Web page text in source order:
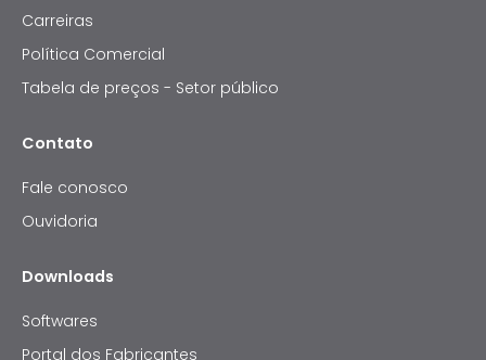
Carreiras
Política Comercial
Tabela de preços - Setor público
Contato
Fale conosco
Ouvidoria
Downloads
Softwares
Portal dos Fabricantes